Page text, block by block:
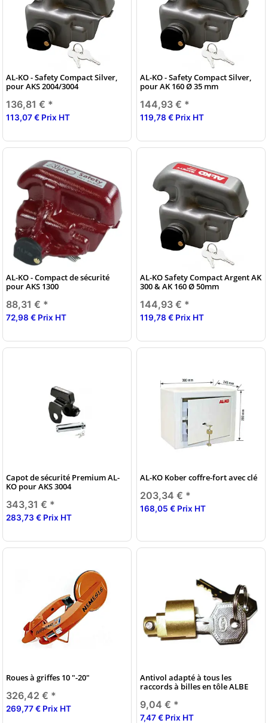
AL-KO - Safety Compact Silver,
pour AKS 2004/3004
136,81 € *
113,07 € Prix HT
AL-KO - Safety Compact Silver,
pour AK 160 Ø 35 mm
144,93 € *
119,78 € Prix HT
AL-KO - Compact de sécurité
pour AKS 1300
88,31 € *
72,98 € Prix HT
AL-KO Safety Compact Argent AK
300 & AK 160 Ø 50mm
144,93 € *
119,78 € Prix HT
Capot de sécurité Premium AL-
KO pour AKS 3004
343,31 € *
283,73 € Prix HT
AL-KO Kober coffre-fort avec clé
203,34 € *
168,05 € Prix HT
Roues à griffes 10 "-20"
326,42 € *
269,77 € Prix HT
Antivol adapté à tous les
raccords à billes en tôle ALBE
9,04 € *
7,47 € Prix HT